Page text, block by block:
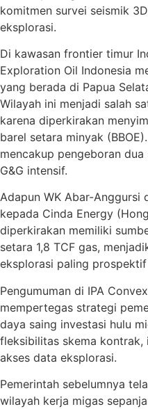
komitmen survei seismik
eksplorasi.
Di kawasan frontier timur
Exploration Oil Indonesia
yang berada di Papua
Wilayah ini menjadi salah
karena diperkirakan
barel setara minyak
mencakup pengeboran
G&G intensif.
Adapun WK Abar-
kepada Cinda Energy
diperkirakan memiliki
setara 1,8 TCF gas,
eksplorasi paling
Pengumuman di IPA
mempertegas strategi
daya saing investasi hulu
fleksibilitas skema kontrak,
akses data eksplorasi.
Pemerintah sebelumnya
wilayah kerja migas